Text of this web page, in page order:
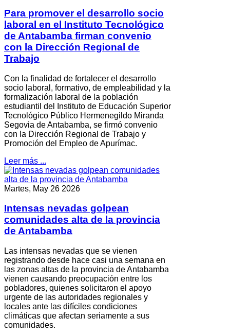
Para promover el desarrollo socio
laboral en el Instituto Tecnológico
de Antabamba firman convenio
con la Dirección Regional de
Trabajo
Con la finalidad de fortalecer el desarrollo
socio laboral, formativo, de empleabilidad y la
formalización laboral de la población
estudiantil del Instituto de Educación Superior
Tecnológico Público Hermenegildo Miranda
Segovia de Antabamba, se firmó convenio
con la Dirección Regional de Trabajo y
Promoción del Empleo de Apurímac.
Leer más ...
Martes, May 26 2026
Intensas nevadas golpean
comunidades alta de la provincia
de Antabamba
Las intensas nevadas que se vienen
registrando desde hace casi una semana en
las zonas altas de la provincia de Antabamba
vienen causando preocupación entre los
pobladores, quienes solicitaron el apoyo
urgente de las autoridades regionales y
locales ante las difíciles condiciones
climáticas que afectan seriamente a sus
comunidades.